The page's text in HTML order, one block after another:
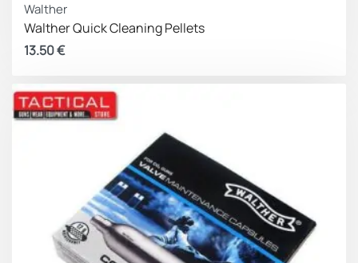
Walther
Walther Quick Cleaning Pellets
13.50€